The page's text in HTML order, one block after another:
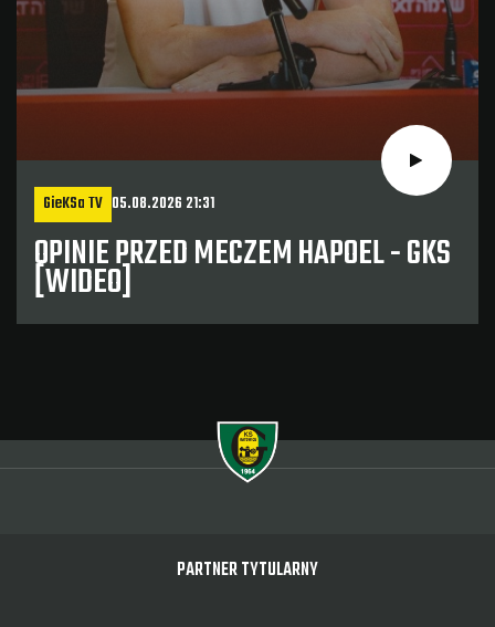
GieKSa TV 05.08.2026 21:31
OPINIE PRZED MECZEM HAPOEL - GKS
[WIDEO]
PARTNER TYTULARNY